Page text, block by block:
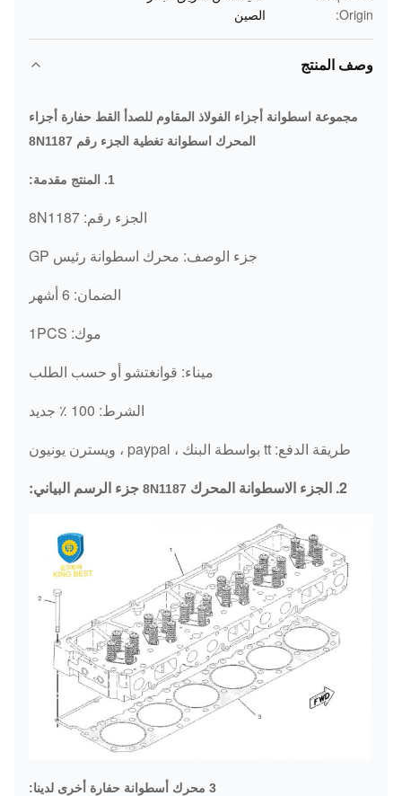
Origin:
الصين
وصف المنتج
مجموعة اسطوانة أجزاء الفولاذ المقاوم للصدأ القط حفارة أجزاء
المحرك اسطوانة تغطية الجزء رقم 8N1187
1. المنتج مقدمة:
الجزء رقم: 8N1187
جزء الوصف: محرك اسطوانة رئيس GP
الضمان: 6 أشهر
موك: 1PCS
ميناء: قوانغتشو أو حسب الطلب
الشرط: 100 ٪ جديد
طريقة الدفع: tt بواسطة البنك ، paypal ، ويسترن يونيون
2. الجزء الاسطوانة المحرك 8N1187 جزء الرسم البياني:
3 محرك أسطوانة حفارة أخرى لدينا: